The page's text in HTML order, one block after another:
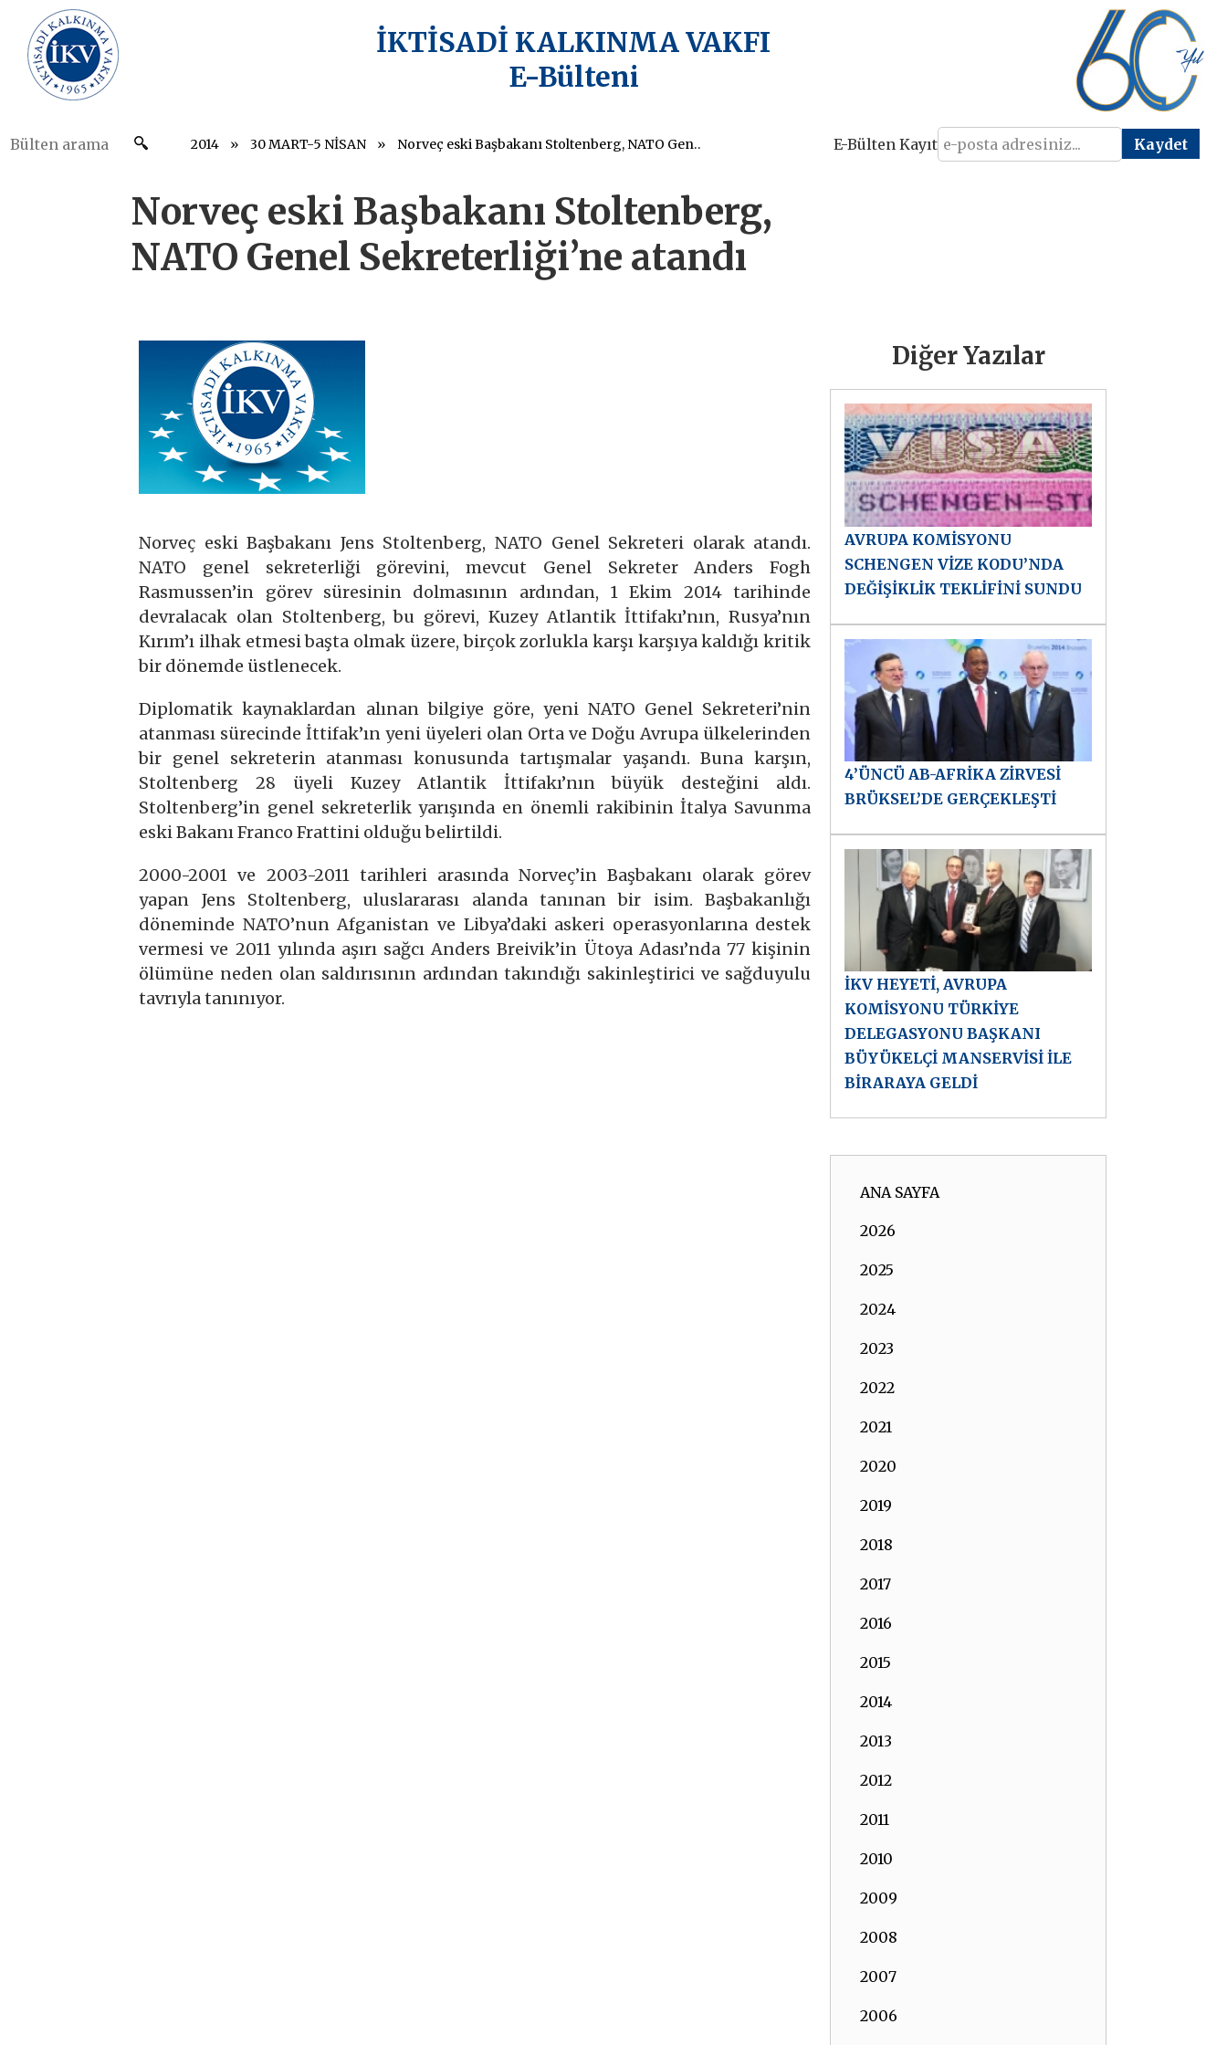
İKTİSADİ KALKINMA VAKFI
E-Bülteni
2014 30 MART-5 NİSAN Norveç eski Başbakanı Stoltenberg, NATO Genel Sekreterliği’ne atandı E-Bülten Kayıt
Norveç eski Başbakanı Stoltenberg,
NATO Genel Sekreterliği’ne atandı
Norveç eski Başbakanı Jens Stoltenberg, NATO Genel Sekreteri olarak atandı.
NATO genel sekreterliği görevini, mevcut Genel Sekreter Anders Fogh
Rasmussen’in görev süresinin dolmasının ardından, 1 Ekim 2014 tarihinde
devralacak olan Stoltenberg, bu görevi, Kuzey Atlantik İttifakı’nın, Rusya’nın
Kırım’ı ilhak etmesi başta olmak üzere, birçok zorlukla karşı karşıya kaldığı kritik
bir dönemde üstlenecek.
Diplomatik kaynaklardan alınan bilgiye göre, yeni NATO Genel Sekreteri’nin
atanması sürecinde İttifak’ın yeni üyeleri olan Orta ve Doğu Avrupa ülkelerinden
bir genel sekreterin atanması konusunda tartışmalar yaşandı. Buna karşın,
Stoltenberg 28 üyeli Kuzey Atlantik İttifakı’nın büyük desteğini aldı.
Stoltenberg’in genel sekreterlik yarışında en önemli rakibinin İtalya Savunma
eski Bakanı Franco Frattini olduğu belirtildi.
2000-2001 ve 2003-2011 tarihleri arasında Norveç’in Başbakanı olarak görev
yapan Jens Stoltenberg, uluslararası alanda tanınan bir isim. Başbakanlığı
döneminde NATO’nun Afganistan ve Libya’daki askeri operasyonlarına destek
vermesi ve 2011 yılında aşırı sağcı Anders Breivik’in Ütoya Adası’nda 77 kişinin
ölümüne neden olan saldırısının ardından takındığı sakinleştirici ve sağduyulu
tavrıyla tanınıyor.
Diğer Yazılar
AVRUPA KOMİSYONU
SCHENGEN VİZE KODU’NDA
DEĞİŞİKLİK TEKLİFİNİ SUNDU
4’ÜNCÜ AB-AFRİKA ZİRVESİ
BRÜKSEL’DE GERÇEKLEŞTİ
İKV HEYETİ, AVRUPA
KOMİSYONU TÜRKİYE
DELEGASYONU BAŞKANI
BÜYÜKELÇİ MANSERVİSİ İLE
BİRARAYA GELDİ
ANA SAYFA
2026
2025
2024
2023
2022
2021
2020
2019
2018
2017
2016
2015
2014
2013
2012
2011
2010
2009
2008
2007
2006